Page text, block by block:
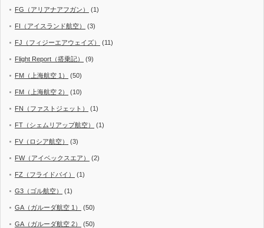
FG（アリアナアフガン） (1)
FI（アイスランド航空） (3)
FJ（フィジーエアウェイズ） (11)
Flight Report（搭乗記） (9)
FM（上海航空 1） (50)
FM（上海航空 2） (10)
FN（ファストジェット） (1)
FT（シェムリアップ航空） (1)
FV（ロシア航空） (3)
FW（アイベックスエア） (2)
FZ（フライドバイ） (1)
G3（ゴル航空） (1)
GA（ガルーダ航空 1） (50)
GA（ガルーダ航空 2） (50)